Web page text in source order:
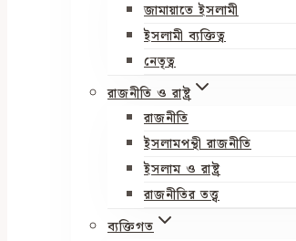
জামায়াতে ইসলামী
ইসলামী ব্যক্তিত্ব
নেতৃত্ব
রাজনীতি ও রাষ্ট্র
রাজনীতি
ইসলামপন্থী রাজনীতি
ইসলাম ও রাষ্ট্র
রাজনীতির তত্ত্ব
ব্যক্তিগত